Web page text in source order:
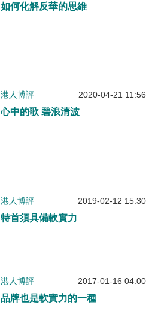
如何化解反華的思維
港人博評 2020-04-21 11:56
心中的歌 碧浪清波
港人博評 2019-02-12 15:30
特首須具備軟實力
港人博評 2017-01-16 04:00
品牌也是軟實力的一種